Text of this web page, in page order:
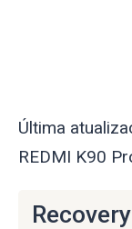
Última
REDMI K90